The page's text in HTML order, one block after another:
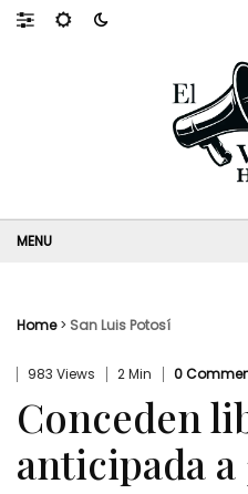
Home> San Luis Potosí
983 Views 2 Min 0
Conceden
anticipada